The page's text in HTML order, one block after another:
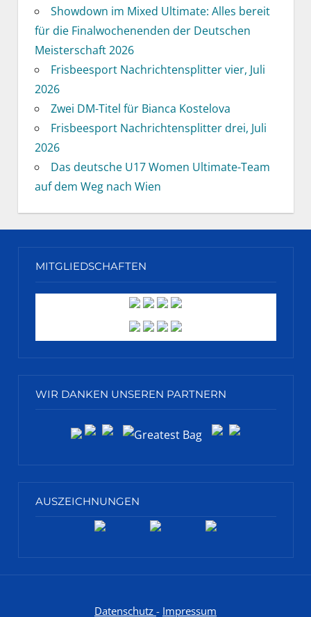
Showdown im Mixed Ultimate: Alles bereit
für die Finalwochenenden der Deutschen
Meisterschaft 2026
Frisbeesport Nachrichtensplitter vier, Juli
2026
Zwei DM-Titel für Bianca Kostelova
Frisbeesport Nachrichtensplitter drei, Juli
2026
Das deutsche U17 Women Ultimate-Team
auf dem Weg nach Wien
MITGLIEDSCHAFTEN
WIR DANKEN UNSEREN PARTNERN
AUSZEICHNUNGEN
Datenschutz - Impressum